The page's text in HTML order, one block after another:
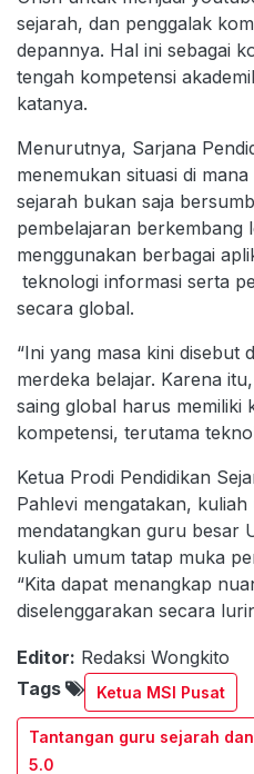
sejarah, dan penggalak
depannya. Hal ini sebagai
tengah kompetensi
katanya.
Menurutnya, Sarjana
menemukan situasi di
sejarah bukan saja
pembelajaran berkembang
menggunakan berbagai
teknologi informasi serta
secara global.
“Ini yang masa kini disebut
merdeka belajar. Karena
saing global harus memiliki
kompetensi, terutama
Ketua Prodi Pendidikan
Pahlevi mengatakan, kuliah
mendatangkan guru besar
kuliah umum tatap muka
“Kita dapat menangkap
diselenggarakan secara
Editor: Redaksi Wongkito
Tags
Ketua MSI Pusat
Tantangan guru sejarah
5.0